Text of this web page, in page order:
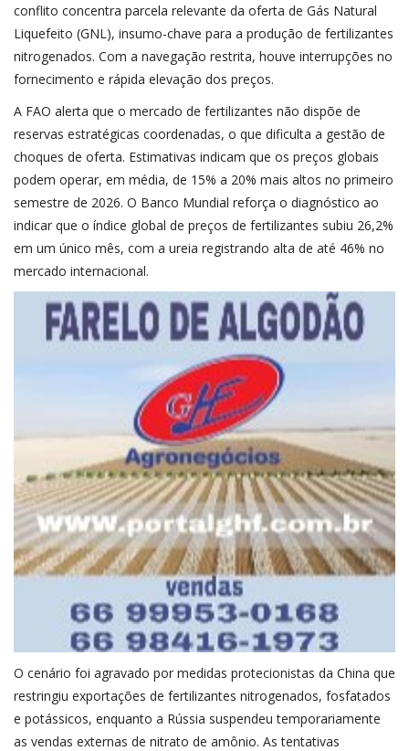
conflito concentra parcela relevante da oferta de Gás Natural
Liquefeito (GNL), insumo-chave para a produção de fertilizantes
nitrogenados. Com a navegação restrita, houve interrupções no
fornecimento e rápida elevação dos preços.
A FAO alerta que o mercado de fertilizantes não dispõe de
reservas estratégicas coordenadas, o que dificulta a gestão de
choques de oferta. Estimativas indicam que os preços globais
podem operar, em média, de 15% a 20% mais altos no primeiro
semestre de 2026. O Banco Mundial reforça o diagnóstico ao
indicar que o índice global de preços de fertilizantes subiu 26,2%
em um único mês, com a ureia registrando alta de até 46% no
mercado internacional.
O cenário foi agravado por medidas protecionistas da China que
restringiu exportações de fertilizantes nitrogenados, fosfatados
e potássicos, enquanto a Rússia suspendeu temporariamente
as vendas externas de nitrato de amônio. As tentativas